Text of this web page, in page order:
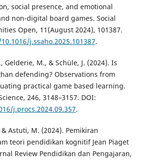
social presence, and emotional
non-digital board games. Social
Open, 11(August 2024), 101387.
j.ssaho.2025.101387.
Gelderie, M., & Schüle, J. (2024). Is
defending? Observations from
practical game based learning.
246, 3148–3157. DOI:
j.procs.2024.09.357.
Astuti, M. (2024). Pemikiran
teori pendidikan kognitif Jean Piaget
Review Pendidikan dan Pengajaran,